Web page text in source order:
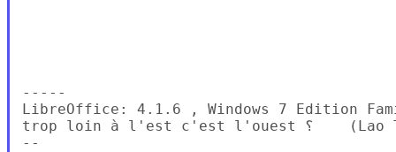
-----
LibreOffice: 4.1.6 , Windows 7 Edition
trop loin à l'est c'est l'ouest ؟    (Lao Tseu)
--